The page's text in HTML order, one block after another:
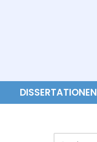
DISSERTATIONEN